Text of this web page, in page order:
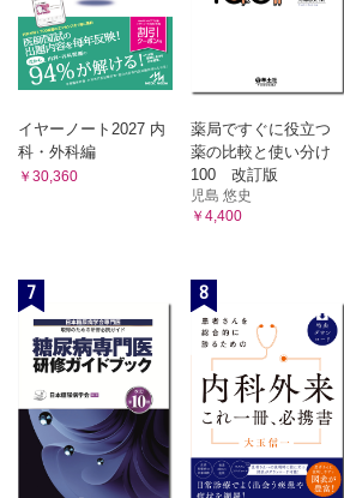
イヤーノート2027 内
科・外科編
￥30,360
薬局ですぐに役立つ
薬の比較と使い分け
100 改訂版
児島 悠史
￥4,400
7 8